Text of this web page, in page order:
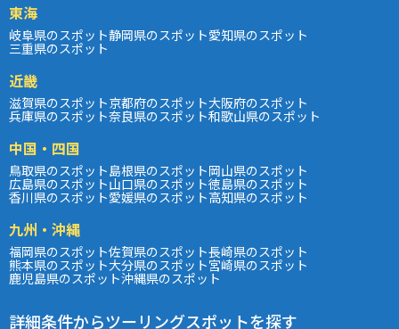
東海
岐阜県のスポット静岡県のスポット愛知県のスポット
三重県のスポット
近畿
滋賀県のスポット京都府のスポット大阪府のスポット
兵庫県のスポット奈良県のスポット和歌山県のスポット
中国・四国
鳥取県のスポット島根県のスポット岡山県のスポット
広島県のスポット山口県のスポット徳島県のスポット
香川県のスポット愛媛県のスポット高知県のスポット
九州・沖縄
福岡県のスポット佐賀県のスポット長崎県のスポット
熊本県のスポット大分県のスポット宮崎県のスポット
鹿児島県のスポット沖縄県のスポット
詳細条件からツーリングスポットを探す